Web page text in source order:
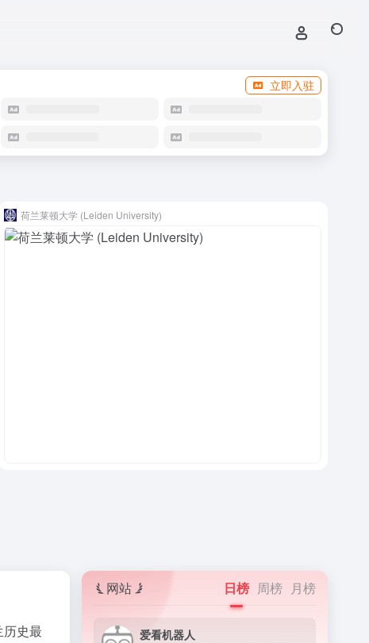
立即入驻
荷兰莱顿大学 (Leiden University)
史最
网站 日榜 周榜 月榜
爱看机器人